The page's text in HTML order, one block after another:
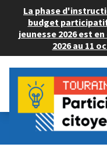
La phase
budget
jeunesse 2026 est
2026 au 11
Budget Participatif
💡 Consulter les projets